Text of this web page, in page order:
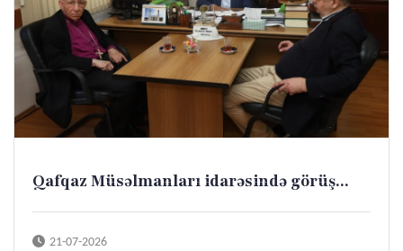
Qafqaz Müsəlmanları idarəsində görüş...
21-07-2026